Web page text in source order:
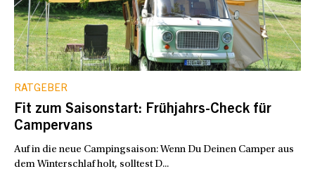
RATGEBER
Fit zum Saisonstart: Frühjahrs-Check für
Campervans
Auf in die neue Campingsaison: Wenn Du Deinen Camper aus
dem Winterschlaf holt, solltest D...